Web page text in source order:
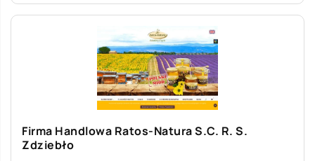
Firma Handlowa Ratos-Natura S.C. R. S.
Zdziebło